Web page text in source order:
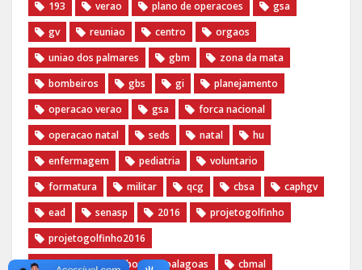
193 verao plano de operacoes
gsa
gv
reuniao centro
orgaos
uniao dos palmares
gbm
zona da mata
bombeiros
gbs gi
planejamento
operacao verao
gsa
forca nacional
operacao natal
seds natal
hu
enfermagem
pediatria
voluntario
formatura
militar qcg cbsa
caphgv
ead
senasp 2016
projetogolfinho
projetogolfinho2016
bombeiromilitar bombeiroalagoas
cbmal